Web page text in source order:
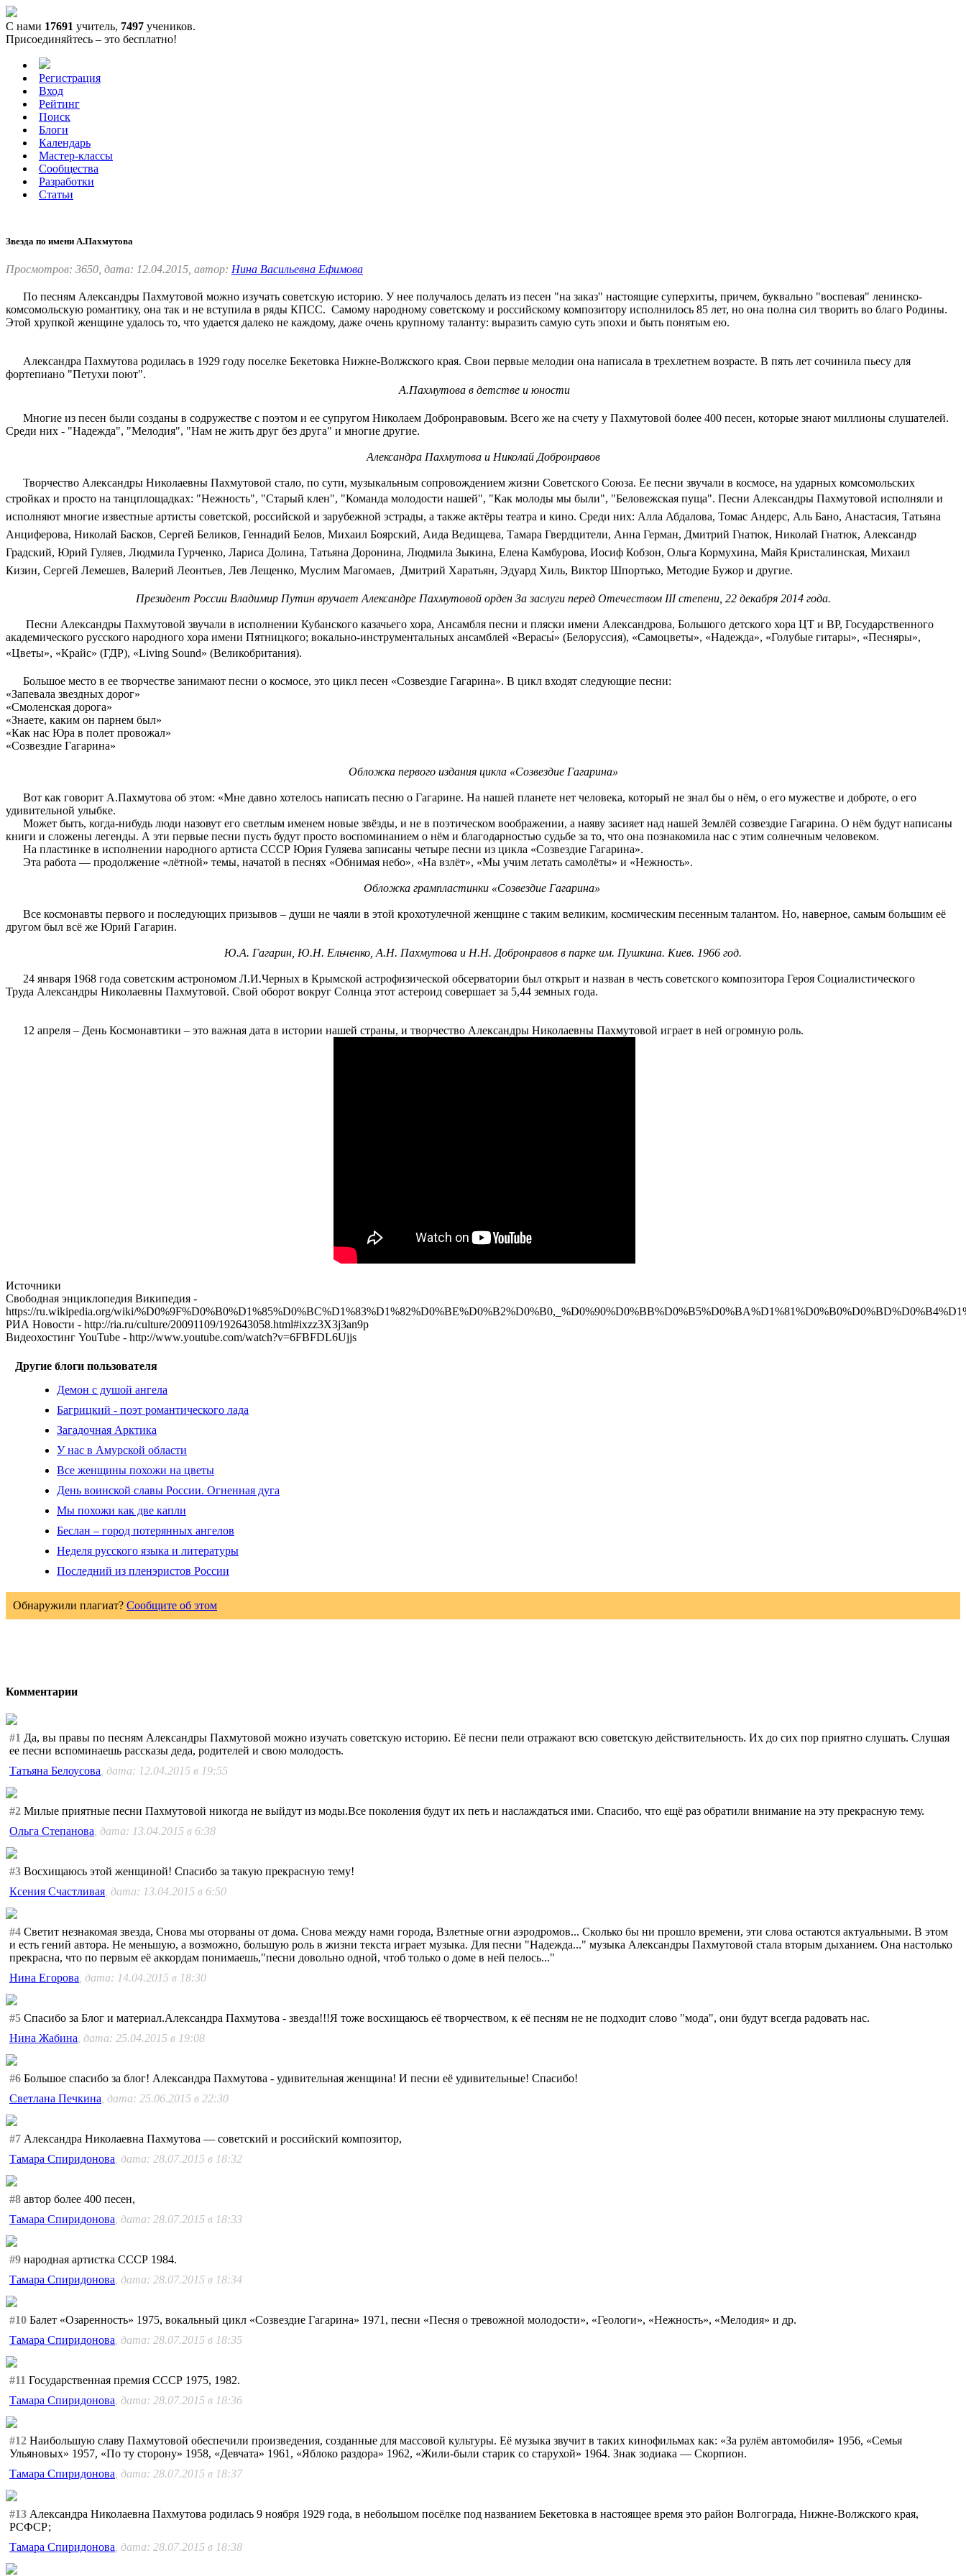
С нами 17691 учитель, 7497 учеников.
Присоединяйтесь – это бесплатно!
Регистрация
Вход
Рейтинг
Поиск
Блоги
Календарь
Мастер-классы
Сообщества
Разработки
Статьи
Звезда по имени А.Пахмутова
Просмотров: 3650, дата: 12.04.2015, автор: Нина Васильевна Ефимова
По песням Александры Пахмутовой можно изучать советскую историю. У нее получалось делать из песен "на заказ" настоящие суперхиты, причем, буквально "воспевая" ленинско-
комсомольскую романтику, она так и не вступила в ряды КПСС. Самому народному советскому и российскому композитору исполнилось 85 лет, но она полна сил творить во благо Родины.
Этой хрупкой женщине удалось то, что удается далеко не каждому, даже очень крупному таланту: выразить самую суть эпохи и быть понятым ею.
Александра Пахмутова родилась в 1929 году поселке Бекетовка Нижне-Волжского края. Свои первые мелодии она написала в трехлетнем возрасте. В пять лет сочинила пьесу для
фортепиано "Петухи поют".
А.Пахмутова в детстве и юности
Многие из песен были созданы в содружестве с поэтом и ее супругом Николаем Добронравовым. Всего же на счету у Пахмутовой более 400 песен, которые знают миллионы слушателей.
Среди них - "Надежда", "Мелодия", "Нам не жить друг без друга" и многие другие.
Александра Пахмутова и Николай Добронравов
Творчество Александры Николаевны Пахмутовой стало, по сути, музыкальным сопровождением жизни Советского Союза. Ее песни звучали в космосе, на ударных комсомольских
стройках и просто на танцплощадках: "Нежность", "Старый клен", "Команда молодости нашей", "Как молоды мы были", "Беловежская пуща". Песни Александры Пахмутовой исполняли и
исполняют многие известные артисты советской, российской и зарубежной эстрады, а также актёры театра и кино. Среди них: Алла Абдалова, Томас Андерс, Аль Бано, Анастасия, Татьяна
Анциферова, Николай Басков, Сергей Беликов, Геннадий Белов, Михаил Боярский, Аида Ведищева, Тамара Гвердцители, Анна Герман, Дмитрий Гнатюк, Николай Гнатюк, Александр
Градский, Юрий Гуляев, Людмила Гурченко, Лариса Долина, Татьяна Доронина, Людмила Зыкина, Елена Камбурова, Иосиф Кобзон, Ольга Кормухина, Майя Кристалинская, Михаил
Кизин, Сергей Лемешев, Валерий Леонтьев, Лев Лещенко, Муслим Магомаев, Дмитрий Харатьян, Эдуард Хиль, Виктор Шпортько, Методие Бужор и другие.
Президент России Владимир Путин вручает Александре Пахмутовой орден За заслуги перед Отечеством III степени, 22 декабря 2014 года.
Песни Александры Пахмутовой звучали в исполнении Кубанского казачьего хора, Ансамбля песни и пляски имени Александрова, Большого детского хора ЦТ и ВР, Государственного
академического русского народного хора имени Пятницкого; вокально-инструментальных ансамблей «Верасы́» (Белоруссия), «Самоцветы», «Надежда», «Голубые гитары», «Песняры»,
«Цветы», «Крайс» (ГДР), «Living Sound» (Великобритания).
Большое место в ее творчестве занимают песни о космосе, это цикл песен «Созвездие Гагарина». В цикл входят следующие песни:
«Запевала звездных дорог»
«Смоленская дорога»
«Знаете, каким он парнем был»
«Как нас Юра в полет провожал»
«Созвездие Гагарина»
Обложка первого издания цикла «Созвездие Гагарина»
Вот как говорит А.Пахмутова об этом: «Мне давно хотелось написать песню о Гагарине. На нашей планете нет человека, который не знал бы о нём, о его мужестве и доброте, о его
удивительной улыбке.
Может быть, когда-нибудь люди назовут его светлым именем новые звёзды, и не в поэтическом воображении, а наяву засияет над нашей Землёй созвездие Гагарина. О нём будут написаны
книги и сложены легенды. А эти первые песни пусть будут просто воспоминанием о нём и благодарностью судьбе за то, что она познакомила нас с этим солнечным человеком.
На пластинке в исполнении народного артиста СССР Юрия Гуляева записаны четыре песни из цикла «Созвездие Гагарина».
Эта работа — продолжение «лётной» темы, начатой в песнях «Обнимая небо», «На взлёт», «Мы учим летать самолёты» и «Нежность».
Обложка грампластинки «Созвездие Гагарина»
Все космонавты первого и последующих призывов – души не чаяли в этой крохотулечной женщине с таким великим, космическим песенным талантом. Но, наверное, самым большим её
другом был всё же Юрий Гагарин.
Ю.А. Гагарин, Ю.Н. Ельченко, А.Н. Пахмутова и Н.Н. Добронравов в парке им. Пушкина. Киев. 1966 год.
24 января 1968 года советским астрономом Л.И.Черных в Крымской астрофизической обсерватории был открыт и назван в честь советского композитора Героя Социалистического
Труда Александры Николаевны Пахмутовой. Свой оборот вокруг Солнца этот астероид совершает за 5,44 земных года.
12 апреля – День Космонавтики – это важная дата в истории нашей страны, и творчество Александры Николаевны Пахмутовой играет в ней огромную роль.
Источники
Свободная энциклопедия Википедия -
https://ru.wikipedia.org/wiki/
РИА Новости - http://ria.ru/culture/20091109/192643058.html#ixzz3X3j3an9p
Видеохостинг YouTube - http://www.youtube.com/watch?v=6FBFDL6Ujjs
Другие блоги пользователя
Демон с душой ангела
Багрицкий - поэт романтического лада
Загадочная Арктика
У нас в Амурской области
Все женщины похожи на цветы
День воинской славы России. Огненная дуга
Мы похожи как две капли
Беслан – город потерянных ангелов
Неделя русского языка и литературы
Последний из пленэристов России
Обнаружили плагиат? Сообщите об этом
Комментарии
#1 Да, вы правы по песням Александры Пахмутовой можно изучать советскую историю. Её песни пели отражают всю советскую действительность. Их до сих пор приятно слушать. Слушая
ее песни вспоминаешь рассказы деда, родителей и свою молодость.
Татьяна Белоусова , дата: 12.04.2015 в 19:55
#2 Милые приятные песни Пахмутовой никогда не выйдут из моды.Все поколения будут их петь и наслаждаться ими. Спасибо, что ещё раз обратили внимание на эту прекрасную тему.
Ольга Степанова , дата: 13.04.2015 в 6:38
#3 Восхищаюсь этой женщиной! Спасибо за такую прекрасную тему!
Ксения Счастливая , дата: 13.04.2015 в 6:50
#4 Светит незнакомая звезда, Снова мы оторваны от дома. Снова между нами города, Взлетные огни аэродромов... Сколько бы ни прошло времени, эти слова остаются актуальными. В этом
и есть гений автора. Не меньшую, а возможно, большую роль в жизни текста играет музыка. Для песни "Надежда..." музыка Александры Пахмутовой стала вторым дыханием. Она настолько
прекрасна, что по первым её аккордам понимаешь,"песни довольно одной, чтоб только о доме в ней пелось..."
Нина Егорова , дата: 14.04.2015 в 18:30
#5 Спасибо за Блог и материал.Александра Пахмутова - звезда!!!Я тоже восхищаюсь её творчеством, к её песням не не подходит слово "мода", они будут всегда радовать нас.
Нина Жабина , дата: 25.04.2015 в 19:08
#6 Большое спасибо за блог! Александра Пахмутова - удивительная женщина! И песни её удивительные! Спасибо!
Светлана Печкина , дата: 25.06.2015 в 22:30
#7 Александра Николаевна Пахмутова — советский и российский композитор,
Тамара Спиридонова , дата: 28.07.2015 в 18:32
#8 автор более 400 песен,
Тамара Спиридонова , дата: 28.07.2015 в 18:33
#9 народная артистка СССР 1984.
Тамара Спиридонова , дата: 28.07.2015 в 18:34
#10 Балет «Озаренность» 1975, вокальный цикл «Созвездие Гагарина» 1971, песни «Песня о тревожной молодости», «Геологи», «Нежность», «Мелодия» и др.
Тамара Спиридонова , дата: 28.07.2015 в 18:35
#11 Государственная премия СССР 1975, 1982.
Тамара Спиридонова , дата: 28.07.2015 в 18:36
#12 Наибольшую славу Пахмутовой обеспечили произведения, созданные для массовой культуры. Её музыка звучит в таких кинофильмах как: «За рулём автомобиля» 1956, «Семья
Ульяновых» 1957, «По ту сторону» 1958, «Девчата» 1961, «Яблоко раздора» 1962, «Жили-были старик со старухой» 1964. Знак зодиака — Скорпион.
Тамара Спиридонова , дата: 28.07.2015 в 18:37
#13 Александра Николаевна Пахмутова родилась 9 ноября 1929 года, в небольшом посёлке под названием Бекетовка в настоящее время это район Волгограда, Нижне-Волжского края,
РСФСР;
Тамара Спиридонова , дата: 28.07.2015 в 18:38